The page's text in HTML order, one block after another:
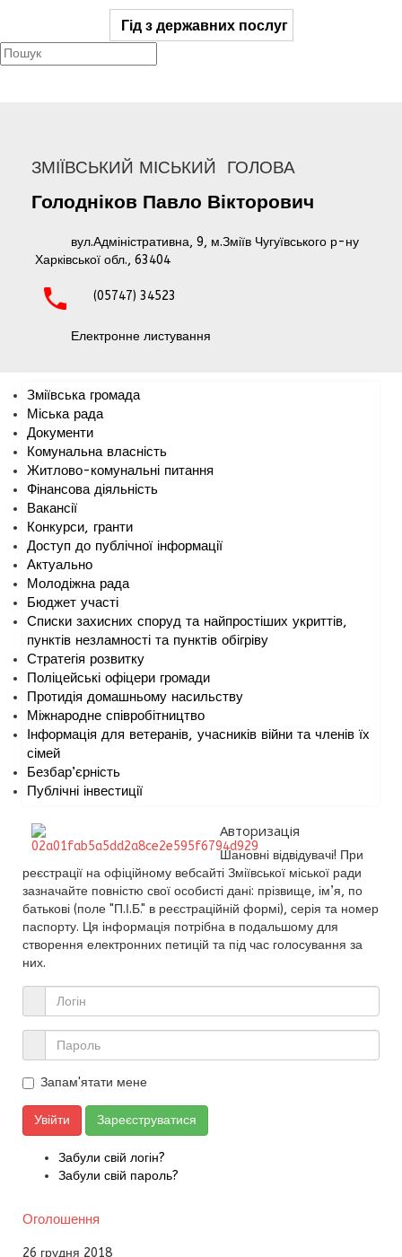
Гід з державних послуг
ЗМІЇВСЬКИЙ МІСЬКИЙ ГОЛОВА
Голодніков Павло Вікторович
вул.Адміністративна, 9, м.Зміїв Чугуївського р-ну
Харківської обл., 63404
(05747) 34523
Електронне листування
Зміївська громада
Міська рада
Документи
Комунальна власність
Житлово-комунальні питання
Фінансова діяльність
Вакансії
Конкурси, гранти
Доступ до публічної інформації
Актуально
Молодіжна рада
Бюджет участі
Списки захисних споруд та найпростіших укриттів,
пунктів незламності та пунктів обігріву
Стратегія розвитку
Поліцейські офіцери громади
Протидія домашньому насильству
Міжнародне співробітництво
Інформація для ветеранів, учасників війни та членів їх
сімей
Безбар’єрність
Публічні інвестиції
Авторизація
Шановні відвідувачі! При
реєстрації на офіційному вебсайті Зміївської міської ради
зазначайте повністю свої особисті дані: прізвище, ім’я, по
батькові (поле "П.І.Б." в реєстраційній формі), серія та номер
паспорту. Ця інформація потрібна в подальшому для
створення електронних петицій та під час голосування за
них.
Запам'ятати мене
Увійти Зареєструватися
Забули свій логін?
Забули свій пароль?
Оголошення
26 грудня 2018